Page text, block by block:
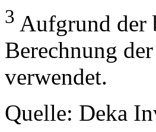
3 Aufgrund der
Berechnung
verwendet.
Quelle: Deka